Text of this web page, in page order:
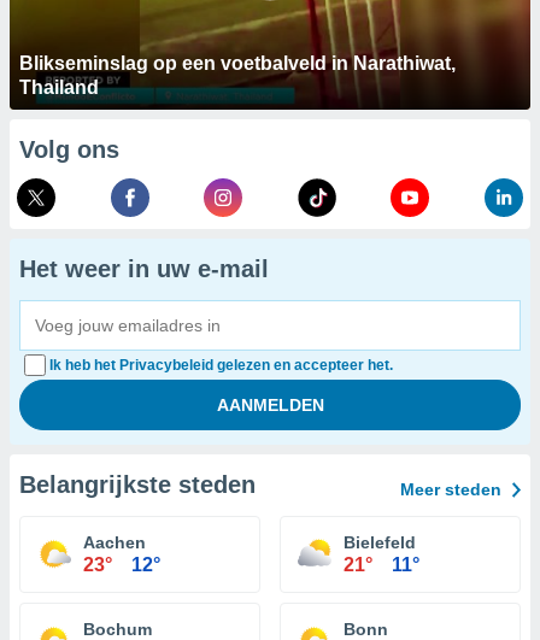
Blikseminslag op een voetbalveld in Narathiwat,
Thailand
Volg ons
Het weer in uw e-mail
Ik heb het Privacybeleid gelezen en accepteer het.
Belangrijkste steden Meer steden
Aachen
23° 12°
Bielefeld
21° 11°
Bochum Bonn